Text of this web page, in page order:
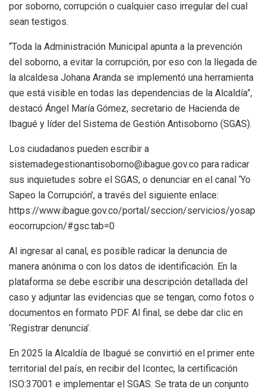
por soborno, corrupción o cualquier caso irregular del cual
sean testigos.
“Toda la Administración Municipal apunta a la prevención
del soborno, a evitar la corrupción, por eso con la llegada de
la alcaldesa Johana Aranda se implementó una herramienta
que está visible en todas las dependencias de la Alcaldía”,
destacó Ángel María Gómez, secretario de Hacienda de
Ibagué y líder del Sistema de Gestión Antisoborno (SGAS).
Los ciudadanos pueden escribir a
sistemadegestionantisoborno@ibague.gov.co para radicar
sus inquietudes sobre el SGAS, o denunciar en el canal ‘Yo
Sapeo la Corrupción’, a través del siguiente enlace:
https://www.ibague.gov.co/portal/seccion/servicios/yosap
eocorrupcion/#gsc.tab=0
Al ingresar al canal, es posible radicar la denuncia de
manera anónima o con los datos de identificación. En la
plataforma se debe escribir una descripción detallada del
caso y adjuntar las evidencias que se tengan, como fotos o
documentos en formato PDF. Al final, se debe dar clic en
‘Registrar denuncia’.
En 2025 la Alcaldía de Ibagué se convirtió en el primer ente
territorial del país, en recibir del Icontec, la certificación
ISO:37001 e implementar el SGAS. Se trata de un conjunto